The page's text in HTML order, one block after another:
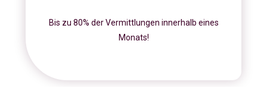
Bis zu 80% der Vermittlungen innerhalb eines
Monats!